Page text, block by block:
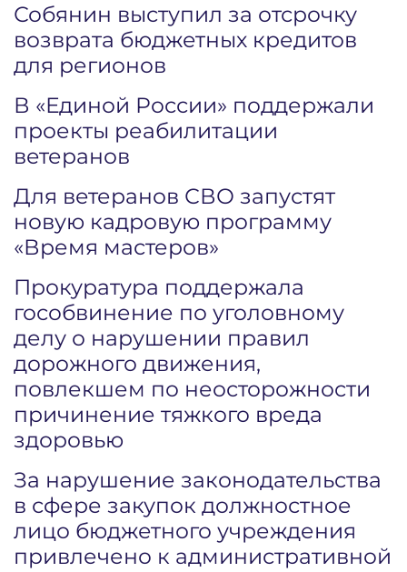
Собянин выступил за отсрочку
возврата бюджетных кредитов
для регионов
В «Единой России» поддержали
проекты реабилитации
ветеранов
Для ветеранов СВО запустят
новую кадровую программу
«Время мастеров»
Прокуратура поддержала
гособвинение по уголовному
делу о нарушении правил
дорожного движения,
повлекшем по неосторожности
причинение тяжкого вреда
здоровью
За нарушение законодательства
в сфере закупок должностное
лицо бюджетного учреждения
привлечено к административной